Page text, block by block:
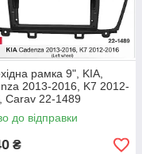
рамка 9", KIA,
2013-2016, K7 2012-
Carav 22-1489
до відправки
₴